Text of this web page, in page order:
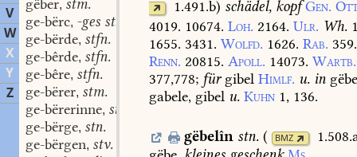
V
W
X
Y
Z
gëber, stm.
ge-bërc, -ges stnm.
ge-bërde, stfn.
ge-bêrde, stfn.
ge-bêre, stfn.
ge-bërer, stm.
ge-bërerinne, stf.
ge-bërge, stn.
ge-bërgen, stv. I, 3.
1.491.b) schädel,kopf Gen.
4019. 10674. Loh. 2164. Ulr. Wh.
1655. 3431. Wolfd. 1626. Rab. 359.
Renn. 20815. Apoll. 14073. Wartb.
377,778; fürgibel Himlf. u. in
gabele, gibel u. Kuhn 1, 136.
gëbelîn stn. ( BMZ